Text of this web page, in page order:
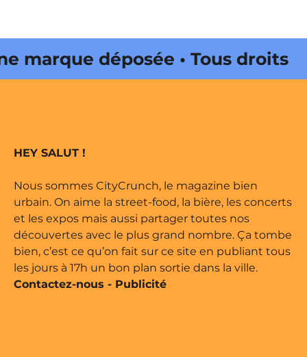
déposée • Tous droits
édité par Buena Onda Web •
HEY SALUT !
Nous sommes CityCrunch, le magazine bien
urbain. On aime la street-food, la bière, les concerts
et les expos mais aussi partager toutes nos
découvertes avec le plus grand nombre. Ça tombe
bien, c’est ce qu’on fait sur ce site en publiant tous
les jours à 17h un bon plan sortie dans la ville.
Contactez-nous - Publicité